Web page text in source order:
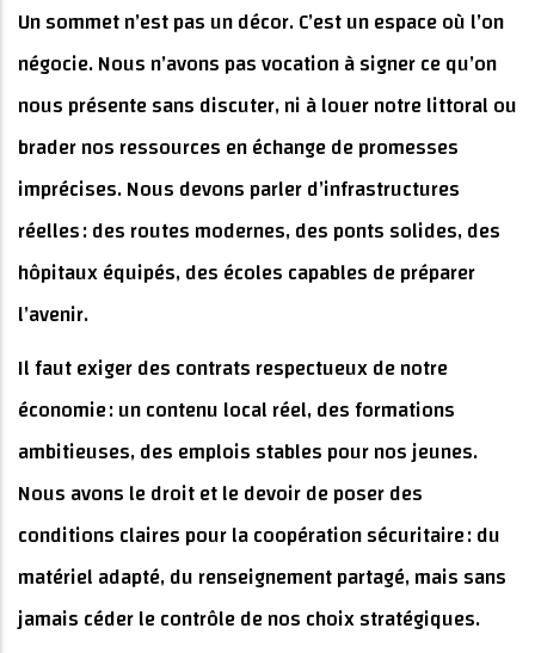
Un sommet n’est pas un décor. C’est un espace où l’on
négocie. Nous n’avons pas vocation à signer ce qu’on
nous présente sans discuter, ni à louer notre littoral ou
brader nos ressources en échange de promesses
imprécises. Nous devons parler d’infrastructures
réelles : des routes modernes, des ponts solides, des
hôpitaux équipés, des écoles capables de préparer
l’avenir.
Il faut exiger des contrats respectueux de notre
économie : un contenu local réel, des formations
ambitieuses, des emplois stables pour nos jeunes.
Nous avons le droit et le devoir de poser des
conditions claires pour la coopération sécuritaire : du
matériel adapté, du renseignement partagé, mais sans
jamais céder le contrôle de nos choix stratégiques.